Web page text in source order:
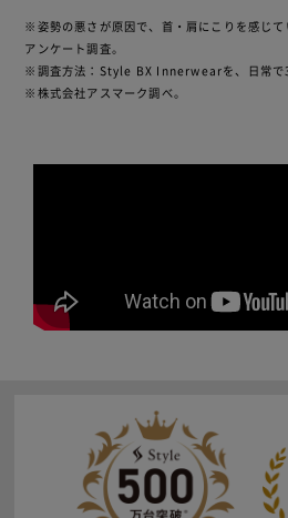
※姿勢の悪さが原因で、首・肩にこりを感じ
アンケート調査。
※調査方法：Style BX Innerwearを、日常で3
※株式会社アスマーク調べ。